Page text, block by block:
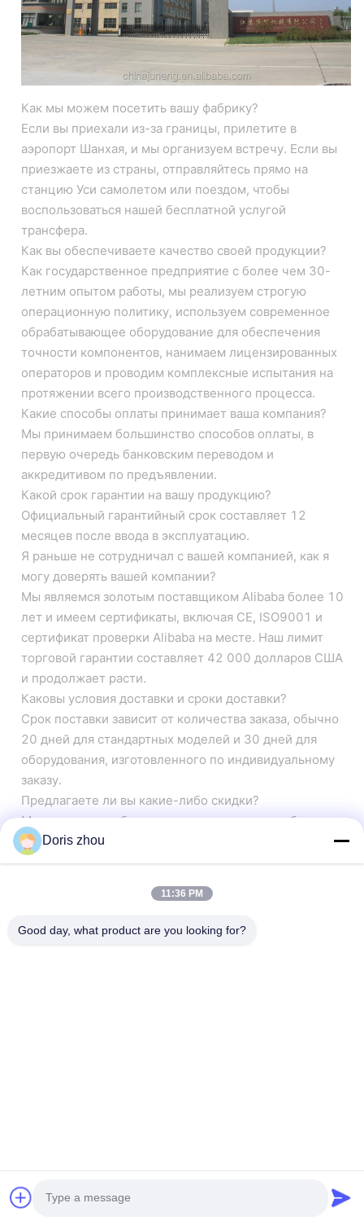
Как мы можем посетить вашу фабрику?
Если вы приехали из-за границы, прилетите в
аэропорт Шанхая, и мы организуем встречу. Если вы
приезжаете из страны, отправляйтесь прямо на
станцию ​​Уси самолетом или поездом, чтобы
воспользоваться нашей бесплатной услугой
трансфера.
Как вы обеспечиваете качество своей продукции?
Как государственное предприятие с более чем 30-
летним опытом работы, мы реализуем строгую
операционную политику, используем современное
обрабатывающее оборудование для обеспечения
точности компонентов, нанимаем лицензированных
операторов и проводим комплексные испытания на
протяжении всего производственного процесса.
Какие способы оплаты принимает ваша компания?
Мы принимаем большинство способов оплаты, в
первую очередь банковским переводом и
аккредитивом по предъявлении.
Какой срок гарантии на вашу продукцию?
Официальный гарантийный срок составляет 12
месяцев после ввода в эксплуатацию.
Я раньше не сотрудничал с вашей компанией, как я
могу доверять вашей компании?
Мы являемся золотым поставщиком Alibaba более 10
лет и имеем сертификаты, включая CE, ISO9001 и
сертификат проверки Alibaba на месте. Наш лимит
торговой гарантии составляет 42 000 долларов США
и продолжает расти.
Каковы условия доставки и сроки доставки?
Срок поставки зависит от количества заказа, обычно
20 дней для стандартных моделей и 30 дней для
оборудования, изготовленного по индивидуальному
заказу.
Предлагаете ли вы какие-либо скидки?
Мы стремимся обеспечить конкурентоспособные
цены в сочетании с отличным сервисом для всех
наших клиентов.
Отправить запрос
Doris zhou
11:36 PM
Good day, what product are you looking for?